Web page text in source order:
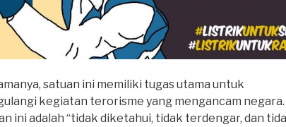
satuan ini memiliki tugas utama untuk
kegiatan terorisme yang mengancam
ini adalah “tidak diketahui, tidak terdengar, dan